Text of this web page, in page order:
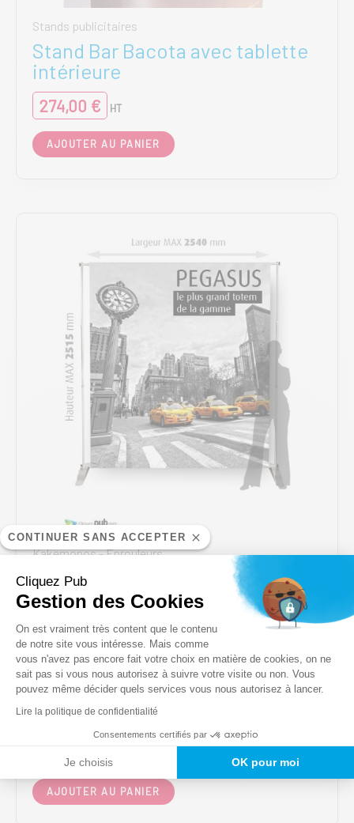
CONTINUER SANS ACCEPTER
Cliquez Pub
Gestion des Cookies
Plateforme de Gestion du
On est vraiment très content que le contenu
de notre site vous intéresse. Mais comme
vous n'avez pas encore fait votre choix en matière de cookies, on ne
sait pas si vous nous autorisez à suivre votre visite ou non. Vous
pouvez même décider quels services vous nous autorisez à lancer.
Lire la politique de confidentialité
Consentements certifiés par
Je choisis OK pour moi
Axeptio consent
Stands publicitaires
Stand Bar Bacota avec tablette
intérieure
274,00 € HT
AJOUTER AU PANIER
Kakemonos - Enrouleurs
PEGASUS – PHOTOCALL recto
ou recto-verso
334,00€ HT
2200 x 2200 mm - 1 face recto
2400 x 2200 mm - 1 face recto
2200 x 2200 mm - 2 faces recto/verso
AJOUTER AU PANIER
Ce
produit